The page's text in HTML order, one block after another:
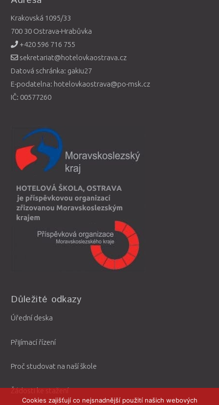
Krakovská 1095/33
700 30 Ostrava-Hrabůvka
+420 596 716 755
sekretariat@hotelovkaostrava.cz
Datová schránka: gakiu27
E-podatelna: hotelovkaostrava@po-msk.cz
IČ: 00577260
Důležité odkazy
Úřední deska
Přijímací řízení
Proč studovat na naší škole
Žádosti ke stažení
Cookies zajišťují co nejsnadnější použití našich webových